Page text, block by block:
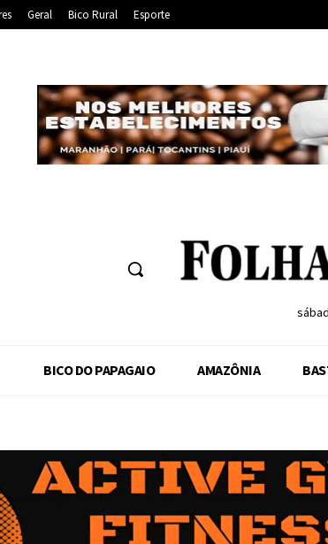
Geral Bico Rural Esporte
BICO DO PAPAGAIO AMAZÔNIA